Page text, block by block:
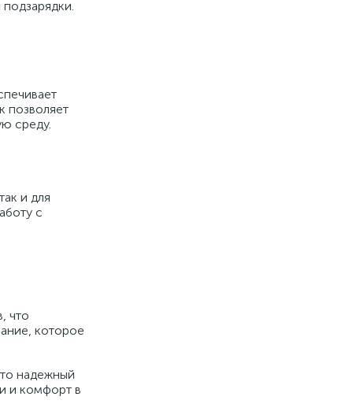
позволяет
среду.
и для
с
что
которое
надежный
и комфорт в